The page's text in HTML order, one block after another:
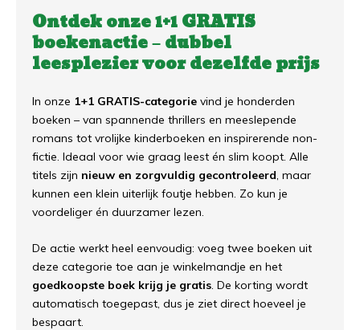
Ontdek onze 1+1 GRATIS
boekenactie – dubbel
leesplezier voor dezelfde prijs
In onze 1+1 GRATIS-categorie vind je honderden
boeken – van spannende thrillers en meeslepende
romans tot vrolijke kinderboeken en inspirerende non-
fictie. Ideaal voor wie graag leest én slim koopt. Alle
titels zijn nieuw en zorgvuldig gecontroleerd, maar
kunnen een klein uiterlijk foutje hebben. Zo kun je
voordeliger én duurzamer lezen.
De actie werkt heel eenvoudig: voeg twee boeken uit
deze categorie toe aan je winkelmandje en het
goedkoopste boek krijg je gratis. De korting wordt
automatisch toegepast, dus je ziet direct hoeveel je
bespaart.